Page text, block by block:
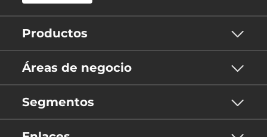
Productos
Áreas de negocio
Segmentos